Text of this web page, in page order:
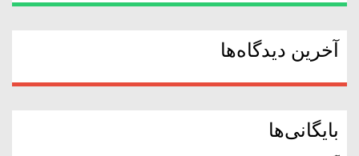
آخرین دیدگاه‌ها
بایگانی‌ها